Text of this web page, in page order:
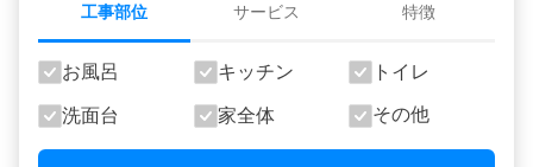
工事部位 サービス 特徴
お風呂 キッチン トイレ
洗面台 家全体 その他